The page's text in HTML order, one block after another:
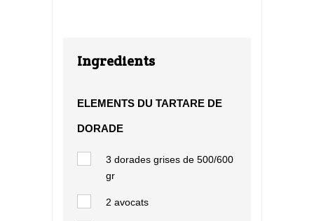
Ingredients
ELEMENTS DU TARTARE DE
DORADE
3 dorades grises de 500/600
gr
2 avocats